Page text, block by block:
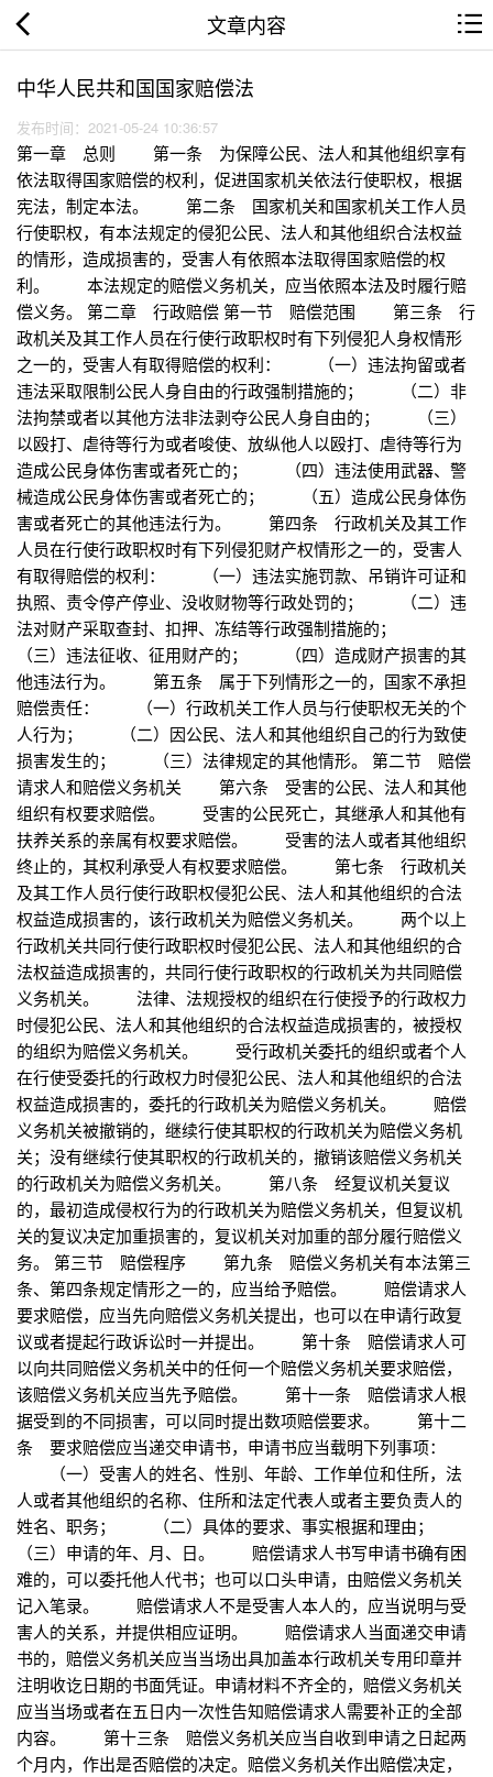
文章内容
中华人民共和国国家赔偿法
发布时间：2021-05-24 10:36:57
第一章 总则 第一条 为保障公民、法人和其他组织享有
依法取得国家赔偿的权利，促进国家机关依法行使职权，根据
宪法，制定本法。 第二条 国家机关和国家机关工作人员
行使职权，有本法规定的侵犯公民、法人和其他组织合法权益
的情形，造成损害的，受害人有依照本法取得国家赔偿的权
利。 本法规定的赔偿义务机关，应当依照本法及时履行赔
偿义务。 第二章 行政赔偿 第一节 赔偿范围 第三条 行
政机关及其工作人员在行使行政职权时有下列侵犯人身权情形
之一的，受害人有取得赔偿的权利： （一）违法拘留或者
违法采取限制公民人身自由的行政强制措施的； （二）非
法拘禁或者以其他方法非法剥夺公民人身自由的； （三）
以殴打、虐待等行为或者唆使、放纵他人以殴打、虐待等行为
造成公民身体伤害或者死亡的； （四）违法使用武器、警
械造成公民身体伤害或者死亡的； （五）造成公民身体伤
害或者死亡的其他违法行为。 第四条 行政机关及其工作
人员在行使行政职权时有下列侵犯财产权情形之一的，受害人
有取得赔偿的权利： （一）违法实施罚款、吊销许可证和
执照、责令停产停业、没收财物等行政处罚的； （二）违
法对财产采取查封、扣押、冻结等行政强制措施的；
（三）违法征收、征用财产的； （四）造成财产损害的其
他违法行为。 第五条 属于下列情形之一的，国家不承担
赔偿责任： （一）行政机关工作人员与行使职权无关的个
人行为； （二）因公民、法人和其他组织自己的行为致使
损害发生的； （三）法律规定的其他情形。 第二节 赔偿
请求人和赔偿义务机关 第六条 受害的公民、法人和其他
组织有权要求赔偿。 受害的公民死亡，其继承人和其他有
扶养关系的亲属有权要求赔偿。 受害的法人或者其他组织
终止的，其权利承受人有权要求赔偿。 第七条 行政机关
及其工作人员行使行政职权侵犯公民、法人和其他组织的合法
权益造成损害的，该行政机关为赔偿义务机关。 两个以上
行政机关共同行使行政职权时侵犯公民、法人和其他组织的合
法权益造成损害的，共同行使行政职权的行政机关为共同赔偿
义务机关。 法律、法规授权的组织在行使授予的行政权力
时侵犯公民、法人和其他组织的合法权益造成损害的，被授权
的组织为赔偿义务机关。 受行政机关委托的组织或者个人
在行使受委托的行政权力时侵犯公民、法人和其他组织的合法
权益造成损害的，委托的行政机关为赔偿义务机关。 赔偿
义务机关被撤销的，继续行使其职权的行政机关为赔偿义务机
关；没有继续行使其职权的行政机关的，撤销该赔偿义务机关
的行政机关为赔偿义务机关。 第八条 经复议机关复议
的，最初造成侵权行为的行政机关为赔偿义务机关，但复议机
关的复议决定加重损害的，复议机关对加重的部分履行赔偿义
务。 第三节 赔偿程序 第九条 赔偿义务机关有本法第三
条、第四条规定情形之一的，应当给予赔偿。 赔偿请求人
要求赔偿，应当先向赔偿义务机关提出，也可以在申请行政复
议或者提起行政诉讼时一并提出。 第十条 赔偿请求人可
以向共同赔偿义务机关中的任何一个赔偿义务机关要求赔偿，
该赔偿义务机关应当先予赔偿。 第十一条 赔偿请求人根
据受到的不同损害，可以同时提出数项赔偿要求。 第十二
条 要求赔偿应当递交申请书，申请书应当载明下列事项：
（一）受害人的姓名、性别、年龄、工作单位和住所，法
人或者其他组织的名称、住所和法定代表人或者主要负责人的
姓名、职务； （二）具体的要求、事实根据和理由；
（三）申请的年、月、日。 赔偿请求人书写申请书确有困
难的，可以委托他人代书；也可以口头申请，由赔偿义务机关
记入笔录。 赔偿请求人不是受害人本人的，应当说明与受
害人的关系，并提供相应证明。 赔偿请求人当面递交申请
书的，赔偿义务机关应当当场出具加盖本行政机关专用印章并
注明收讫日期的书面凭证。申请材料不齐全的，赔偿义务机关
应当当场或者在五日内一次性告知赔偿请求人需要补正的全部
内容。 第十三条 赔偿义务机关应当自收到申请之日起两
个月内，作出是否赔偿的决定。赔偿义务机关作出赔偿决定，